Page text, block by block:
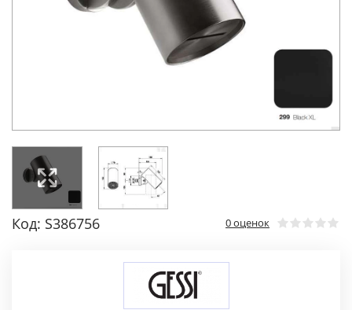
Код: S386756 0 оценок